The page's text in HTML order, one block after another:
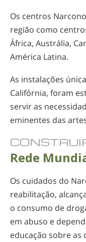
Os centros
região como
África, Austrália,
América Latina.
As instalações
Califórnia, foram
servir as
eminentes das
Rede
Os cuidados do
reabilitação,
o consumo de
em abuso e
educação sobre as